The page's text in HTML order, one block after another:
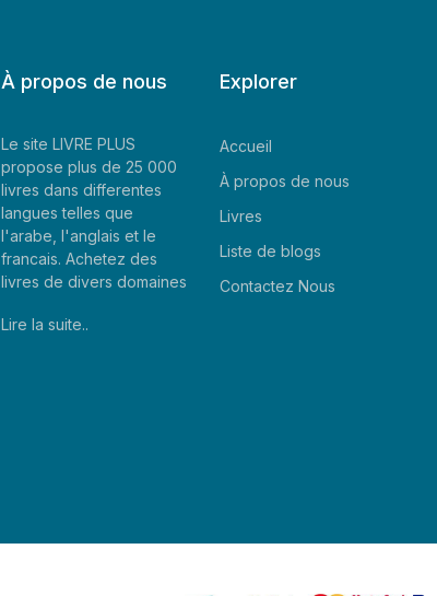
À propos de nous
Le site LIVRE PLUS
propose plus de 25 000
livres dans differentes
langues telles que
l'arabe, l'anglais et le
francais. Achetez des
livres de divers domaines
Lire la suite..
Explorer
Accueil
À propos de nous
Livres
Liste de blogs
Contactez Nous